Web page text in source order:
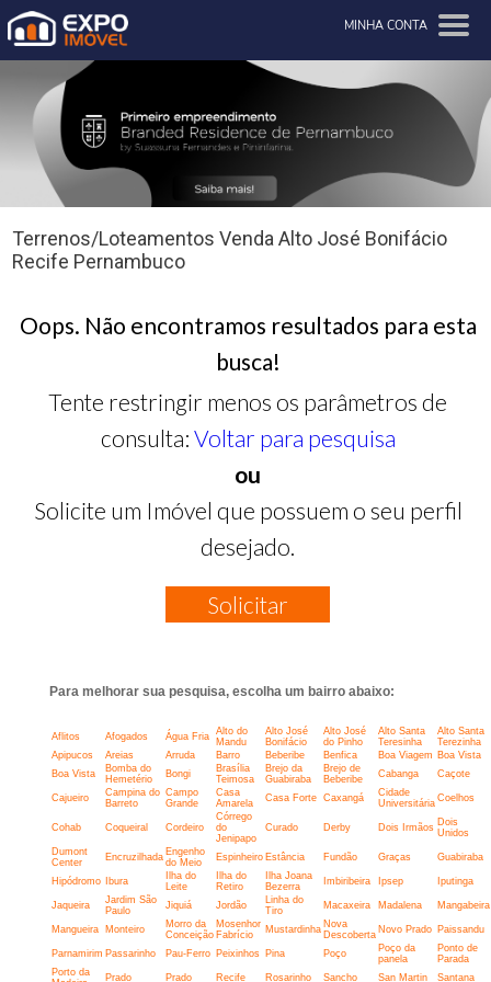
MINHA CONTA
Terrenos/Loteamentos Venda Alto José Bonifácio
Recife Pernambuco
Oops. Não encontramos resultados para esta
busca!
Tente restringir menos os parâmetros de
consulta: Voltar para pesquisa
ou
Solicite um Imóvel que possuem o seu perfil
desejado.
Solicitar
Para melhorar sua pesquisa, escolha um bairro abaixo:
Aflitos Afogados Água Fria
Alto do
Mandu
Alto José
Bonifácio
Alto José
do Pinho
Alto Santa
Teresinha
Alto Santa
Terezinha
Apipucos
Areias Arruda Barro Beberibe Benfica Boa Viagem Boa Vista
Boa Vista
Bomba do
Hemetério
Bongi
Brasília
Teimosa
Brejo da
Guabiraba
Brejo de
Beberibe
Cabanga Caçote
Cajueiro
Campina do
Barreto
Campo
Grande
Casa
Amarela
Casa Forte Caxangá
Cidade
Universitária Coelhos
Cohab Coqueiral Cordeiro
Córrego
do
Jenipapo
Curado Derby Dois Irmãos Dois
Unidos
Dumont
Center
Encruzilhada Engenho
do Meio
Espinheiro Estância Fundão Graças Guabiraba
Hipódromo Ibura
Ilha do
Leite
Ilha do
Retiro
Ilha Joana
Bezerra
Imbiribeira Ipsep Iputinga
Jaqueira
Jardim São
Paulo
Jiquiá Jordão
Linha do
Tiro
Macaxeira Madalena Mangabeira
Mangueira Monteiro
Morro da
Conceição
Mosenhor
Fabrício
Mustardinha Nova
Descoberta Novo Prado Paissandu
Parnamirim Passarinho Pau-Ferro Peixinhos Pina Poço
Poço da
panela
Ponto de
Parada
Porto da
Prado Prado Recife Rosarinho Sancho San Martin Santana